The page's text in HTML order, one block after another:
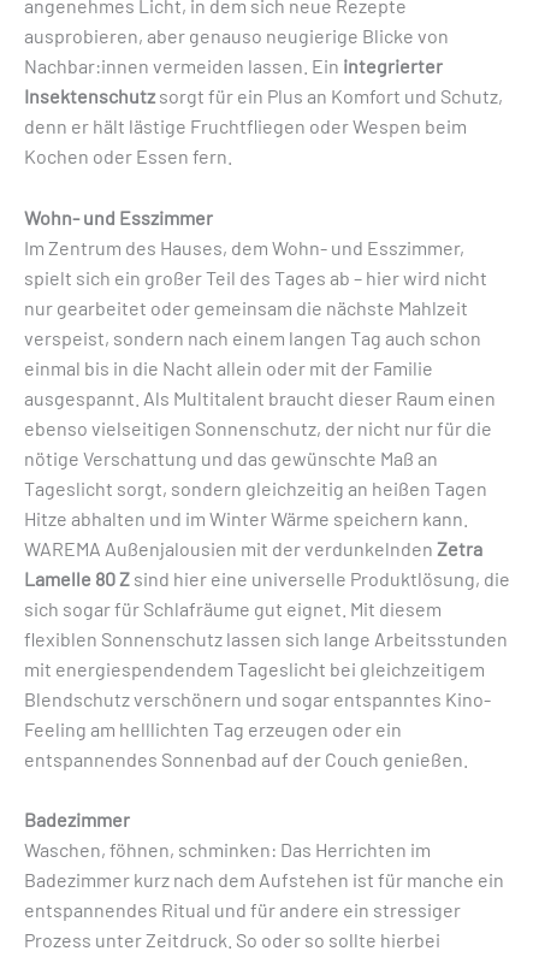
angenehmes Licht, in dem sich neue Rezepte
ausprobieren, aber genauso neugierige Blicke von
Nachbar:innen vermeiden lassen. Ein integrierter
Insektenschutz sorgt für ein Plus an Komfort und Schutz,
denn er hält lästige Fruchtfliegen oder Wespen beim
Kochen oder Essen fern.
Wohn- und Esszimmer
Im Zentrum des Hauses, dem Wohn- und Esszimmer,
spielt sich ein großer Teil des Tages ab – hier wird nicht
nur gearbeitet oder gemeinsam die nächste Mahlzeit
verspeist, sondern nach einem langen Tag auch schon
einmal bis in die Nacht allein oder mit der Familie
ausgespannt. Als Multitalent braucht dieser Raum einen
ebenso vielseitigen Sonnenschutz, der nicht nur für die
nötige Verschattung und das gewünschte Maß an
Tageslicht sorgt, sondern gleichzeitig an heißen Tagen
Hitze abhalten und im Winter Wärme speichern kann.
WAREMA Außenjalousien mit der verdunkelnden Zetra
Lamelle 80 Z sind hier eine universelle Produktlösung, die
sich sogar für Schlafräume gut eignet. Mit diesem
flexiblen Sonnenschutz lassen sich lange Arbeitsstunden
mit energiespendendem Tageslicht bei gleichzeitigem
Blendschutz verschönern und sogar entspanntes Kino-
Feeling am helllichten Tag erzeugen oder ein
entspannendes Sonnenbad auf der Couch genießen.
Badezimmer
Waschen, föhnen, schminken: Das Herrichten im
Badezimmer kurz nach dem Aufstehen ist für manche ein
entspannendes Ritual und für andere ein stressiger
Prozess unter Zeitdruck. So oder so sollte hierbei